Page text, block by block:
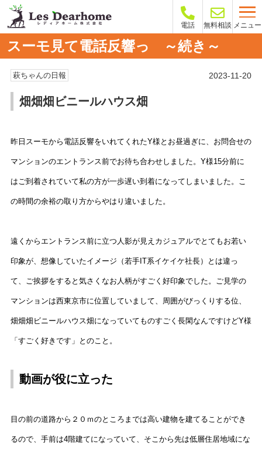
電話 無料相談 メニュー
スーモ見て電話反響っ ～続き～
萩ちゃんの日報 2023-11-20
畑畑畑ビニールハウス畑
昨日スーモから電話反響をいれてくれたY様とお昼過ぎに、お問合せの
マンションのエントランス前でお待ち合わせしました。Y様15分前に
はご到着されていて私の方が一歩遅い到着になってしまいました。こ
の時間の余裕の取り方からやはり違いました。
遠くからエントランス前に立つ人影が見えカジュアルでとてもお若い
印象が、想像していたイメージ（若手IT系イケイケ社長）とは違っ
て、ご挨拶をすると気さくなお人柄がすごく好印象でした。ご見学の
マンションは西東京市に位置していまして、周囲がびっくりする位、
畑畑畑ビニールハウス畑になっていてものすごく長閑なんですけどY様
「すごく好きです」とのこと。
動画が役に立った
目の前の道路から２０ｍのところまでは高い建物を建てることができ
るので、手前は4階建てになっていて、そこから先は低層住居地域にな